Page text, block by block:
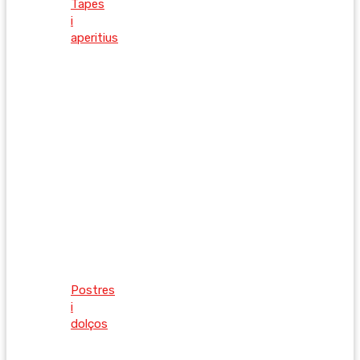
Tapes
i
aperitius
Postres
i
dolços